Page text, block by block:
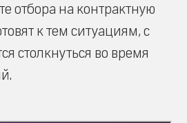
отбора на контрактную
к тем ситуациям, с
столкнуться во время